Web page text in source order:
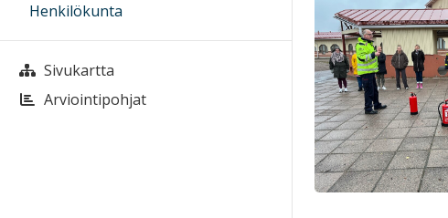
Henkilökunta
Sivukartta
Arviointipohjat